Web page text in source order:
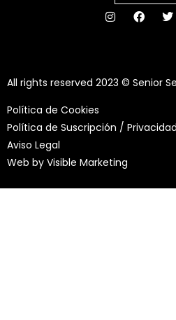
All rights reserved 2023 © Senior
Política de Cookies
Política de Suscripción / Privacidad
Aviso Legal
Web by Visible Marketing